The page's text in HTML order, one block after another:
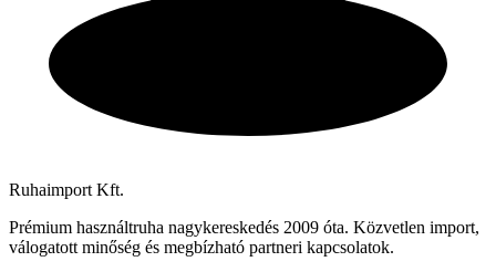
Ruhaimport Kft.
Prémium használtruha nagykereskedés 2009 óta. Közvetlen import,
válogatott minőség és megbízható partneri kapcsolatok.